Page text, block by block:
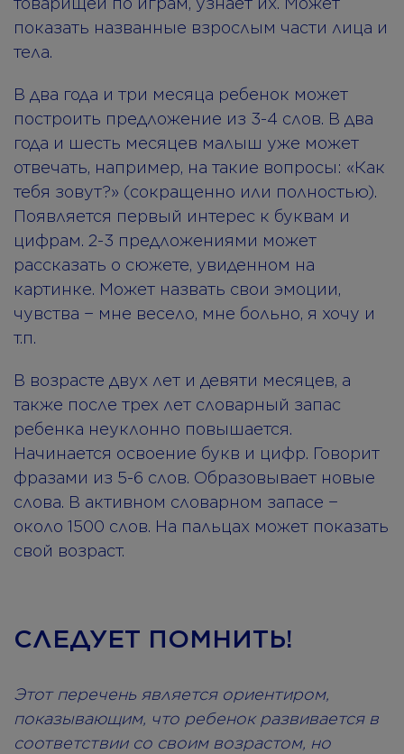
показать названные взрослым части лица и
тела.
В два года и три месяца ребенок может
построить предложение из 3-4 слов. В два
года и шесть месяцев малыш уже может
отвечать, например, на такие вопросы: «Как
тебя зовут?» (сокращенно или полностью).
Появляется первый интерес к буквам и
цифрам. 2-3 предложениями может
рассказать о сюжете, увиденном на
картинке. Может назвать свои эмоции,
чувства − мне весело, мне больно, я хочу и
т.п.
В возрасте двух лет и девяти месяцев, а
также после трех лет словарный запас
ребенка неуклонно повышается.
Начинается освоение букв и цифр. Говорит
фразами из 5-6 слов. Образовывает новые
слова. В активном словарном запасе −
около 1500 слов. На пальцах может показать
свой возраст.
СЛЕДУЕТ ПОМНИТЬ!
Этот перечень является ориентиром,
показывающим, что ребенок развивается в
соответствии со своим возрастом, но